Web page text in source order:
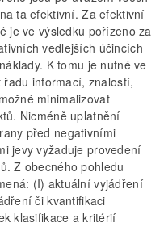
ta efektivní. Za efektivní
je ve výsledku pořízeno za
vedlejších účincích
K tomu je nutné ve
informací, znalostí,
minimalizovat
Nicméně uplatnění
před negativními
jevy vyžaduje provedení
Z obecného pohledu
(I) aktuální vyjádření
či kvantifikaci
klasifikace a kritérií